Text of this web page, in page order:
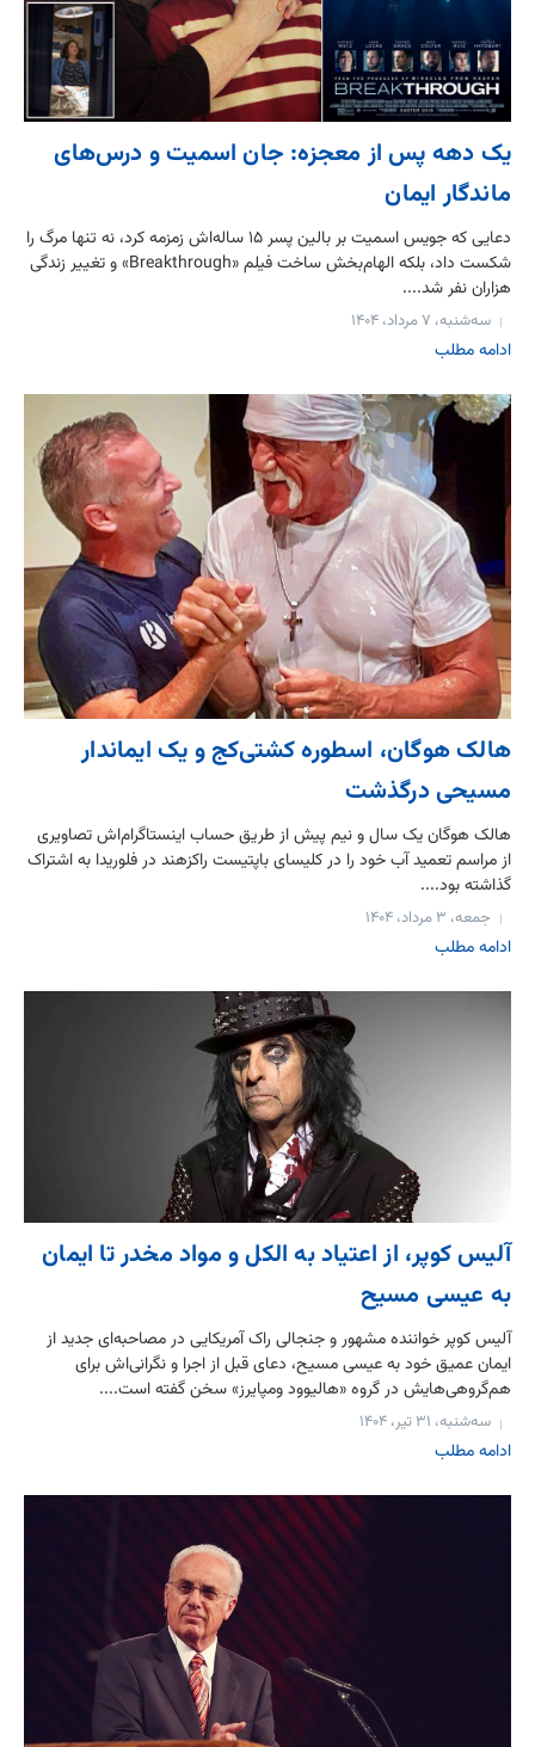
یک دهه پس از معجزه: جان اسمیت و درس‌های
ماندگار ایمان
دعایی که جویس اسمیت بر بالین پسر ۱۵ ساله‌اش زمزمه کرد، نه تنها مرگ را
شکست داد، بلکه الهام‌بخش ساخت فیلم «Breakthrough» و تغییر زندگی
هزاران نفر شد....
سه‌شنبه، ۷ مرداد، ۱۴۰۴
ادامه مطلب
هالک هوگان، اسطوره کشتی‌کج و یک ایماندار
مسیحی درگذشت
هالک هوگان یک سال و نیم پیش از طریق حساب اینستاگرام‌اش تصاویری
از مراسم تعمید آب خود را در کلیسای باپتیست راکزهند در فلوریدا به اشتراک
گذاشته بود....
جمعه، ۳ مرداد، ۱۴۰۴
ادامه مطلب
آلیس کوپر، از اعتیاد به الکل و مواد مخدر تا ایمان
به عیسی مسیح
آلیس کوپر خواننده مشهور و جنجالی راک آمریکایی در مصاحبه‌ای جدید از
ایمان عمیق خود به عیسی مسیح، دعای قبل از اجرا و نگرانی‌اش برای
هم‌گروهی‌هایش در گروه «هالیوود ومپایرز» سخن گفته است....
سه‌شنبه، ۳۱ تیر، ۱۴۰۴
ادامه مطلب